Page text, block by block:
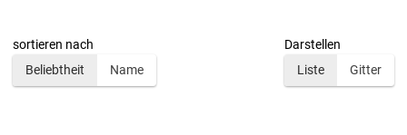
sortieren nach
Beliebtheit
Name
Darstellen
Liste
Gitter